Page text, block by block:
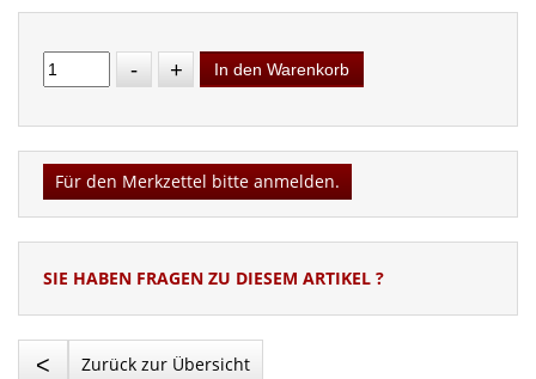
- + In den Warenkorb
Für den Merkzettel bitte anmelden.
SIE HABEN FRAGEN ZU DIESEM ARTIKEL ?
< Zurück zur Übersicht